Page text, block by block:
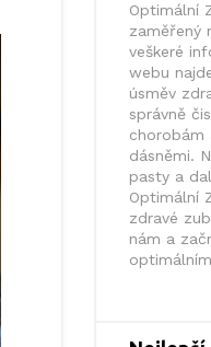
Optimální
zaměřený
veškeré
webu
úsměv
správně
chorobám
dásněmi.
pasty a
Optimální
zdravé
nám a